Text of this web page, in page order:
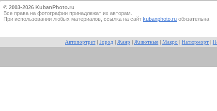
© 2003-2026 KubanPhoto.ru
Все прaва на фотографии принадлежат их авторам.
При использовании любых материалов, ссылка на сайт kubanphoto.ru обязательна.
Автопортрет Город Жанр Животные Макро Натюрморт